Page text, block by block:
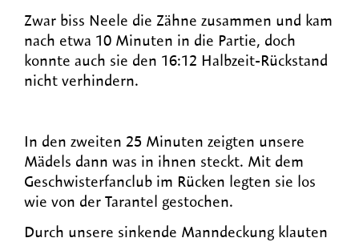
Zwar biss Neele die Zähne zusammen und kam
nach etwa 10 Minuten in die Partie, doch
konnte auch sie den 16:12 Halbzeit-Rückstand
nicht verhindern.
In den zweiten 25 Minuten zeigten unsere
Mädels dann was in ihnen steckt. Mit dem
Geschwisterfanclub im Rücken legten sie los
wie von der Tarantel gestochen.
Durch unsere sinkende Manndeckung klauten